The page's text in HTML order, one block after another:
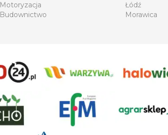
Motoryzacja
Budownictwo
Łódź
Morawica